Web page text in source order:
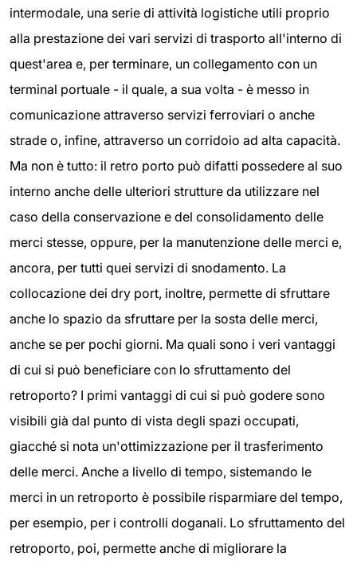
intermodale, una serie di attività logistiche utili proprio
alla prestazione dei vari servizi di trasporto all'interno di
quest'area e, per terminare, un collegamento con un
terminal portuale - il quale, a sua volta - è messo in
comunicazione attraverso servizi ferroviari o anche
strade o, infine, attraverso un corridoio ad alta capacità.
Ma non è tutto: il retro porto può difatti possedere al suo
interno anche delle ulteriori strutture da utilizzare nel
caso della conservazione e del consolidamento delle
merci stesse, oppure, per la manutenzione delle merci e,
ancora, per tutti quei servizi di snodamento. La
collocazione dei dry port, inoltre, permette di sfruttare
anche lo spazio da sfruttare per la sosta delle merci,
anche se per pochi giorni. Ma quali sono i veri vantaggi
di cui si può beneficiare con lo sfruttamento del
retroporto? I primi vantaggi di cui si può godere sono
visibili già dal punto di vista degli spazi occupati,
giacché si nota un'ottimizzazione per il trasferimento
delle merci. Anche a livello di tempo, sistemando le
merci in un retroporto è possibile risparmiare del tempo,
per esempio, per i controlli doganali. Lo sfruttamento del
retroporto, poi, permette anche di migliorare la